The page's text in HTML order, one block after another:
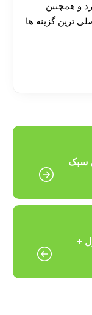
و همچنین
ترین گزینه ها
سبک
+